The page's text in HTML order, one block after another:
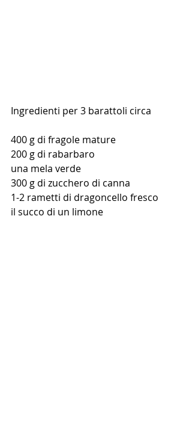
Ingredienti per 3 barattoli circa
400 g di fragole mature
200 g di rabarbaro
una mela verde
300 g di zucchero di canna
1-2 rametti di dragoncello fresco
il succo di un limone